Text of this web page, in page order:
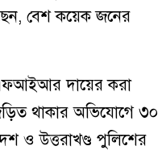
বেশ কয়েক জনের
দায়ের করা
থাকার অভিযোগে ৩০
ও উত্তরাখণ্ড পুলিশের